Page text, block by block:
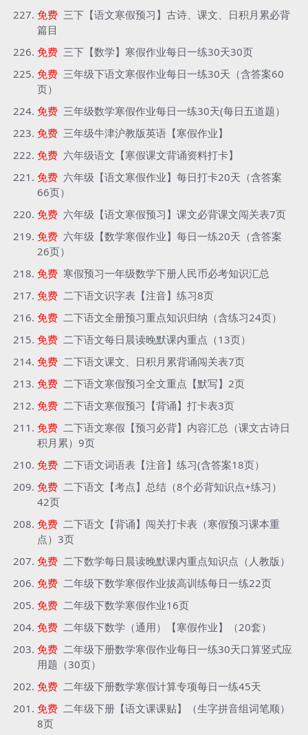
免费 三下【语文寒假预习】古诗、课文、日积月累必背
篇目
免费 三下【数学】寒假作业每日一练30天30页
免费 三年级下语文寒假作业每日一练30天（含答案60
页）
免费 三年级数学寒假作业每日一练30天(每日五道题）
免费 三年级牛津沪教版英语【寒假作业】
免费 六年级语文【寒假课文背诵资料打卡】
免费 六年级【语文寒假作业】每日打卡20天（含答案
66页）
免费 六年级【语文寒假预习】课文必背课文闯关表7页
免费 六年级【数学寒假作业】每日一练20天（含答案
26页）
免费 寒假预习一年级数学下册人民币必考知识汇总
免费 二下语文识字表【注音】练习8页
免费 二下语文全册预习重点知识归纳（含练习24页）
免费 二下语文每日晨读晚默课内重点（13页）
免费 二下语文课文、日积月累背诵闯关表7页
免费 二下语文寒假预习全文重点【默写】2页
免费 二下语文寒假预习【背诵】打卡表3页
免费 二下语文寒假【预习必背】内容汇总（课文古诗日
积月累）9页
免费 二下语文词语表【注音】练习(含答案18页）
免费 二下语文【考点】总结（8个必背知识点+练习）
42页
免费 二下语文【背诵】闯关打卡表（寒假预习课本重
点）3页
免费 二下数学每日晨读晚默课内重点知识点（人教版）
免费 二年级下数学寒假作业拔高训练每日一练22页
免费 二年级下数学寒假作业16页
免费 二年级下数学（通用）【寒假作业】（20套）
免费 二年级下册数学寒假作业每日一练30天口算竖式应
用题（30页）
免费 二年级下册数学寒假计算专项每日一练45天
免费 二年级下册【语文课课贴】（生字拼音组词笔顺）
8页